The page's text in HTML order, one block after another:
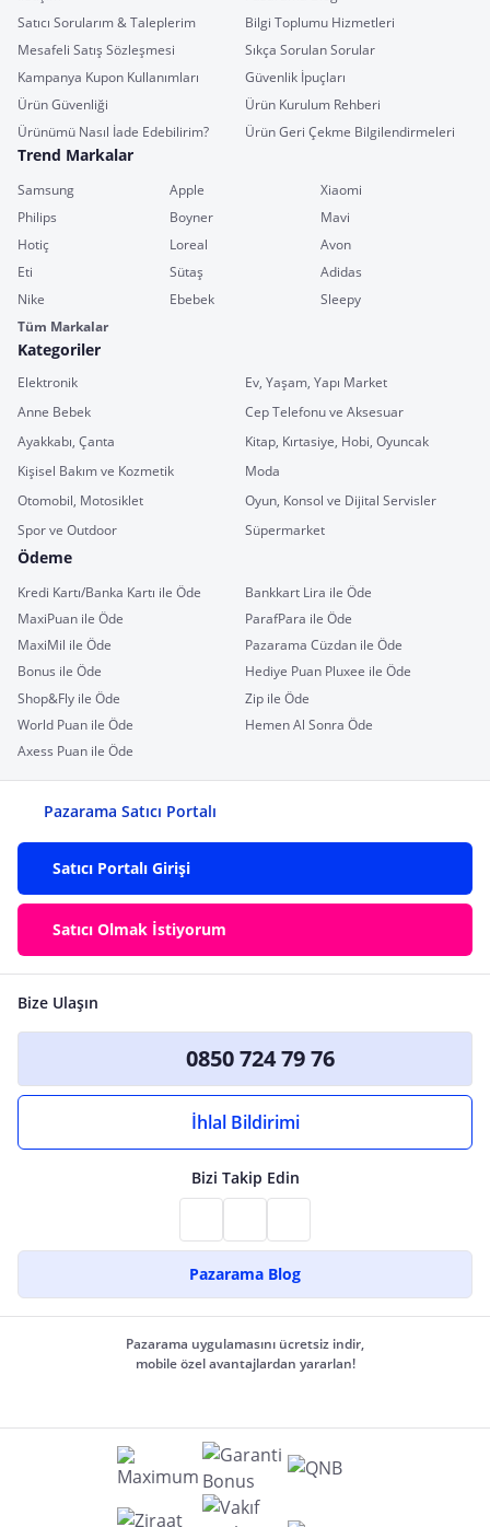
Satıcı Sorularım & Taleplerim
Bilgi Toplumu Hizmetleri
Mesafeli Satış Sözleşmesi
Sıkça Sorulan Sorular
Kampanya Kupon Kullanımları
Güvenlik İpuçları
Ürün Güvenliği
Ürün Kurulum Rehberi
Ürünümü Nasıl İade Edebilirim?
Ürün Geri Çekme Bilgilendirmeleri
Trend Markalar
Samsung Apple
Xiaomi
Philips
Boyner
Mavi
Hotiç
Loreal
Avon
Eti
Sütaş
Adidas
Nike
Ebebek
Sleepy
Tüm Markalar
Kategoriler
Elektronik
Ev, Yaşam, Yapı Market
Anne Bebek
Cep Telefonu ve Aksesuar
Ayakkabı, Çanta
Kitap, Kırtasiye, Hobi, Oyuncak
Kişisel Bakım ve Kozmetik
Moda
Otomobil, Motosiklet
Oyun, Konsol ve Dijital Servisler
Spor ve Outdoor
Süpermarket
Ödeme
Kredi Kartı/Banka Kartı ile Öde
Bankkart Lira ile Öde
MaxiPuan ile Öde
ParafPara ile Öde
MaxiMil ile Öde
Pazarama Cüzdan ile Öde
Bonus ile Öde
Hediye Puan Pluxee ile Öde
Shop&Fly ile Öde
Zip ile Öde
World Puan ile Öde
Hemen Al Sonra Öde
Axess Puan ile Öde
Pazarama Satıcı Portalı
Satıcı Portalı Girişi
Satıcı Olmak İstiyorum
Bize Ulaşın
0850 724 79 76
İhlal Bildirimi
Bizi Takip Edin
Pazarama Blog
Pazarama uygulamasını ücretsiz indir,
mobile özel avantajlardan yararlan!